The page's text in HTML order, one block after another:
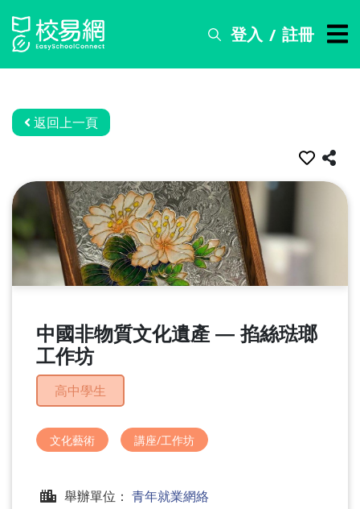
登入 / 註冊
搜
務
資
訊
關
我
返回上一頁
中國非物質文化遺產 — 掐絲琺瑯
工作坊
高中學生
文化藝術 講座/工作坊
舉辦單位： 青年就業網絡